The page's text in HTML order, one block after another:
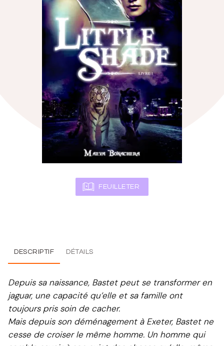
FEUILLETER
DESCRIPTIF DÉTAILS
Depuis sa naissance, Bastet peut se transformer en
jaguar, une capacité qu’elle et sa famille ont
toujours pris soin de cacher.
Mais depuis son déménagement à Exeter, Bastet ne
cesse de croiser le même homme. Un homme qui